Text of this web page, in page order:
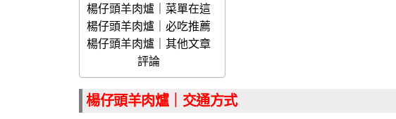
楊仔頭羊肉爐｜菜單在這
楊仔頭羊肉爐｜必吃推薦
楊仔頭羊肉爐｜其他文章
評論
楊仔頭羊肉爐｜交通方式